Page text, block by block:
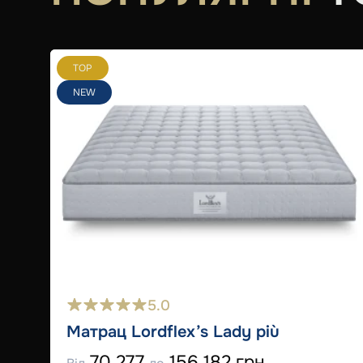
TOP
NEW
5.0
Матрац Lordflex’s Lady più